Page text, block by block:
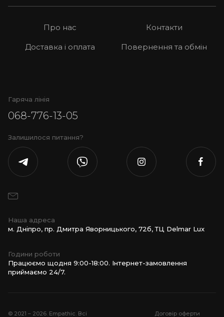
Професійні кавомашини
Про нас Контакти
Доставка і оплата Повернення та обмін
Гаряча лінія
068-776-13-05
Залишилося питання?
Наша адреса
м. Дніпро, пр. Дмитра Яворницького, 72б, ТЦ Delmar Lux
Години роботи
Працюємо щодня 9:00-18:00. Інтернет-замовлення
приймаємо 24/7.
© 2021 – 2026. Empathic. Всі Договір оферти